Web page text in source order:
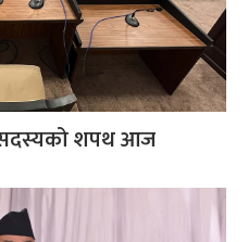
सदस्यको शपथ आज